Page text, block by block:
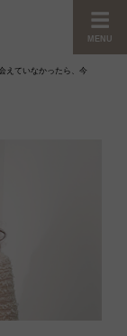
MENU
えていなかったら、今